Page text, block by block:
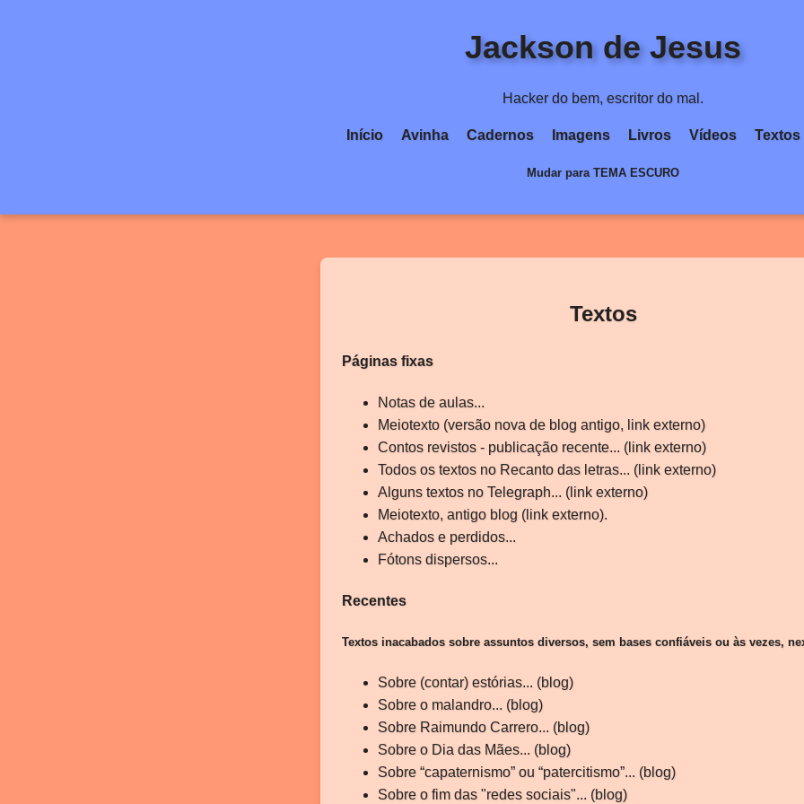
Jackson de Jesus
Hacker do bem, escritor do mal.
Início Avinha Cadernos Imagens Livros Vídeos Textos
Mudar para TEMA ESCURO
Textos
Páginas fixas
Notas de aulas...
Meiotexto (versão nova de blog antigo, link externo)
Contos revistos - publicação recente... (link externo)
Todos os textos no Recanto das letras... (link externo)
Alguns textos no Telegraph... (link externo)
Meiotexto, antigo blog (link externo).
Achados e perdidos...
Fótons dispersos...
Recentes
Textos inacabados sobre assuntos diversos, sem bases confiáveis ou às vezes,
Sobre (contar) estórias... (blog)
Sobre o malandro... (blog)
Sobre Raimundo Carrero... (blog)
Sobre o Dia das Mães... (blog)
Sobre “capaternismo” ou “patercitismo”... (blog)
Sobre o fim das "redes sociais"... (blog)